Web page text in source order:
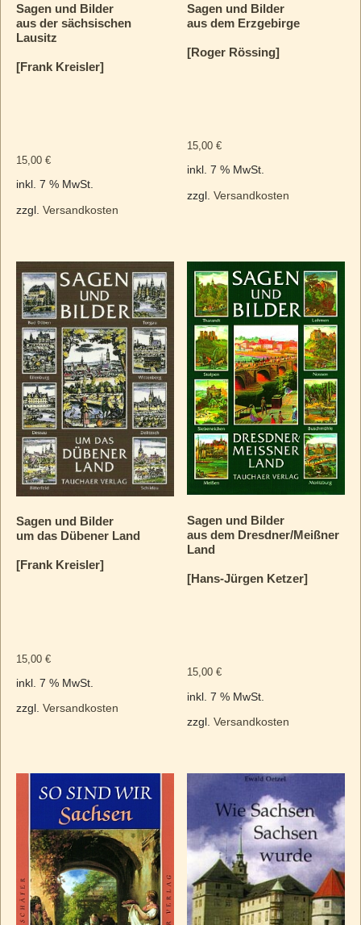
Sagen und Bilder
aus der sächsischen
Lausitz
[Frank Kreisler]
15,00 €
inkl. 7 % MwSt.
zzgl. Versandkosten
Sagen und Bilder
aus dem Erzgebirge
[Roger Rössing]
15,00€
inkl. 7 % MwSt.
zzgl.Versandkosten
Sagen und Bilder
um das Dübener Land
[Frank Kreisler]
15,00 €
inkl. 7 % MwSt.
zzgl. Versandkosten
Sagen und Bilder
aus dem Dresdner/Meißner
Land
[Hans-Jürgen Ketzer]
15,00€
inkl. 7 % MwSt.
zzgl.Versandkosten